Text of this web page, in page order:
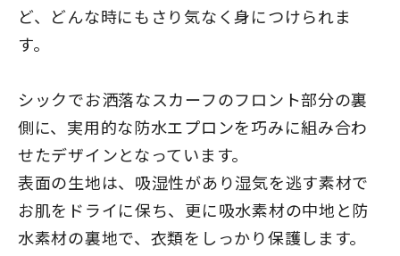
ど、どんな時にもさり気なく身につけられま
す。
シックでお洒落なスカーフのフロント部分の裏
側に、実用的な防水エプロンを巧みに組み合わ
せたデザインとなっています。
表面の生地は、吸湿性があり湿気を逃す素材で
お肌をドライに保ち、更に吸水素材の中地と防
水素材の裏地で、衣類をしっかり保護します。